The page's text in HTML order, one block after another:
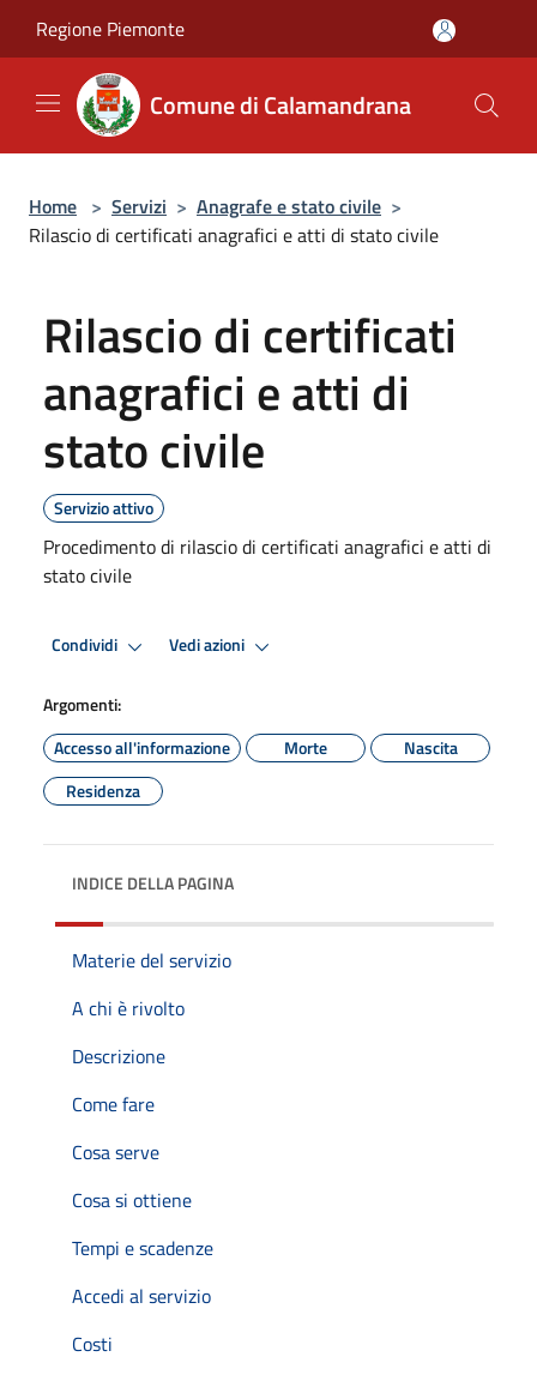
Regione Piemonte
Comune di Calamandrana
Home > Servizi > Anagrafe e stato civile >
Rilascio di certificati anagrafici e atti di stato civile
Rilascio di certificati
anagrafici e atti di
stato civile
Servizio attivo
Procedimento di rilascio di certificati anagrafici e atti di
stato civile
Condividi Vedi azioni
Argomenti:
Accesso all'informazione
Morte
Nascita
Residenza
INDICE DELLA PAGINA
Materie del servizio
A chi è rivolto
Descrizione
Come fare
Cosa serve
Cosa si ottiene
Tempi e scadenze
Accedi al servizio
Costi